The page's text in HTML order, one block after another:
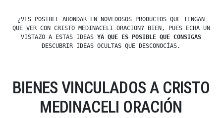
¿VES POSIBLE AHONDAR EN NOVEDOSOS PRODUCTOS QUE TENGAN
QUE VER CON CRISTO MEDINACELI ORACION? BIEN, PUES ECHA UN
VISTAZO A ESTAS IDEAS YA QUE ES POSIBLE QUE CONSIGAS
DESCUBRIR IDEAS OCULTAS QUE DESCONOCÍAS.
BIENES VINCULADOS A CRISTO
MEDINACELI ORACIÓN